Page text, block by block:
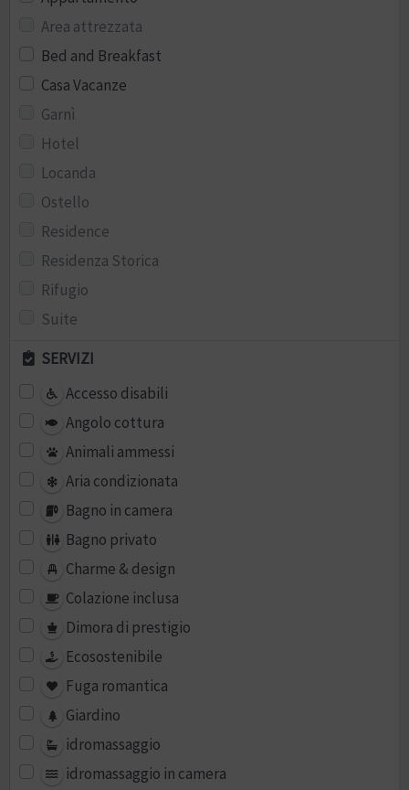
Area attrezzata
Bed and Breakfast
Casa Vacanze
Garnì
Hotel
Locanda
Ostello
Residence
Residenza Storica
Rifugio
Suite
SERVIZI
Accesso disabili
Angolo cottura
Animali ammessi
Aria condizionata
Bagno in camera
Bagno privato
Charme & design
Colazione inclusa
Dimora di prestigio
Ecosostenibile
Fuga romantica
Giardino
idromassaggio
idromassaggio in camera